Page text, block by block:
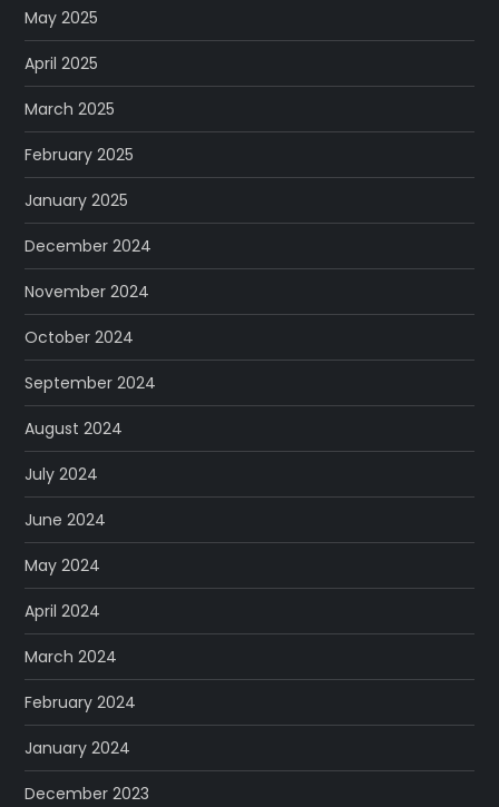
May 2025
April 2025
March 2025
February 2025
January 2025
December 2024
November 2024
October 2024
September 2024
August 2024
July 2024
June 2024
May 2024
April 2024
March 2024
February 2024
January 2024
December 2023